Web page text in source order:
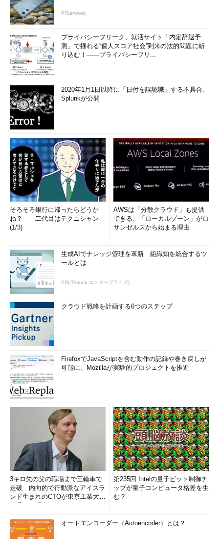
PR(arrows)
プライバシーフリーク、就活サイト「内定辞退予
測」で揺れる“個人スコア社会”到来の法的問題に斬
り込む！――プライバシーフリ...
2020年1月1日以降に「日付を誤認識」する不具合、
Splunkが公開
そろそろ銀行に帰ったらどうか
ね？――二代目はテクニシャン
(1/3)
AWSは「分散クラウド」も提供
できる、「ローカルゾーン」がロ
サンゼルスから始まる理由
生成AIでナレッジ管理を革新 組織知を統合するツ
ールとは
PR(ITmedia エンタープライズ)
クラウド戦略を計画する6つのステップ
FirefoxでJavaScriptを含む動作の記録や巻き戻しが
可能に、Mozillaが実験的プロジェクトを推進
3キロ先の父の職場まで三輪車で
走破 内向的で行動派なアイスラ
ンド生まれのCTOが東京工業大学
第235回 Intelの量子ビット制御チ
ップが量子コンピュータ格差を生
む？
オートエンコーダー（Autoencoder）とは？